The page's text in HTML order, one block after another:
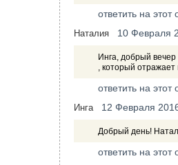
ответить на этот
Наталия 10 Февраля
Инга, добрый
, который
ответить на этот
Инга 12 Февраля
Добрый день!
ответить на этот